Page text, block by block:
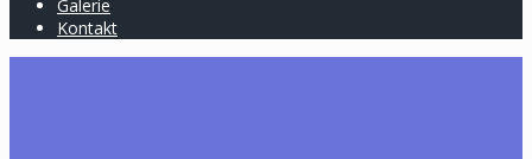
Galerie
Kontakt